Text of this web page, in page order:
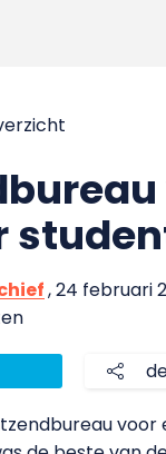
, 24 februari
voor